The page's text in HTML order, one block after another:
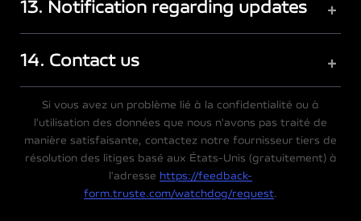
13. Notification regarding updates +
14. Contact us +
Si vous avez un problème lié à la confidentialité ou à
l'utilisation des données que nous n'avons pas traité de
manière satisfaisante, contactez notre fournisseur tiers de
résolution des litiges basé aux États-Unis (gratuitement) à
l'adresse https://feedback-
form.truste.com/watchdog/request.